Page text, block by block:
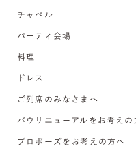
チャペル
パーティ会場
料理
ドレス
ご列席のみなさまへ
バウリニューアルをお考えの
プロポーズをお考えの方へ